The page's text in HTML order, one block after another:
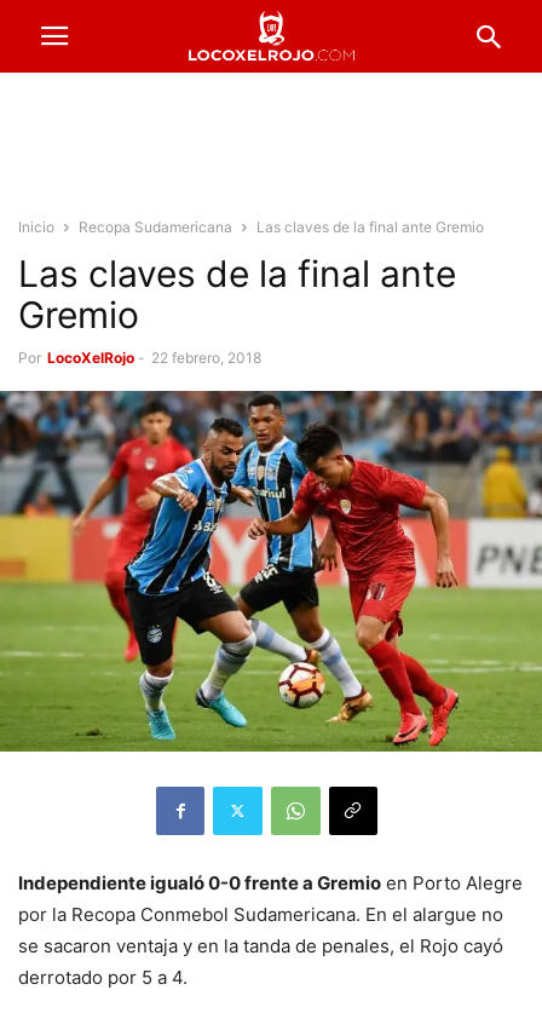
Inicio Recopa Sudamericana Las claves de la final ante Gremio
Las claves de la final ante
Gremio
Por LocoXelRojo - 22 febrero, 2018
Independiente igualó 0-0 frente a Gremio en Porto Alegre
por la Recopa Conmebol Sudamericana. En el alargue no
se sacaron ventaja y en la tanda de penales, el Rojo cayó
derrotado por 5 a 4.